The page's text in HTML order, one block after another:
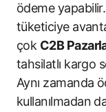
ödeme
tüketiciye
çok C2B
tahsilatlı kargo
Aynı zamanda
kullanılmadan